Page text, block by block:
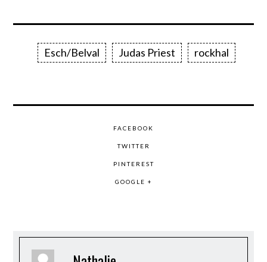
Esch/Belval Judas Priest rockhal
FACEBOOK
TWITTER
PINTEREST
GOOGLE +